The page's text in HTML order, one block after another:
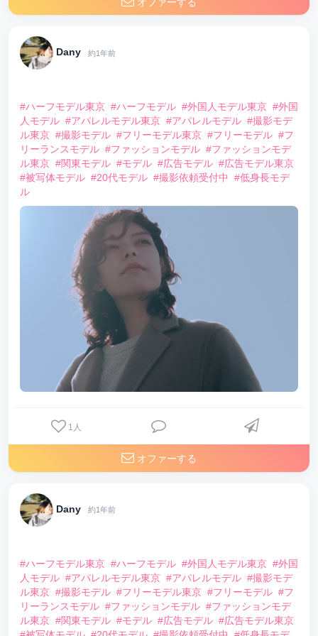
Dany 約1年前
#ハーフモデル東京 #ハーフモデル #外国人モデル東京 #外国
人モデル #アパレルモデル東京 #アパレルモデル #撮影モデ
ル東京 #撮影モデル #フリーモデル東京 #フリーモデル #フ
リーランスモデル #ファッションモデル #ファッションモデ
ル東京 #関東モデル #モデル #広告モデル #広告モデル東京
#被写体モデル #20代モデル #撮影依頼受付中
#低身長モデ
ル
1 人
オファーする
Dany 約1年前
#ハーフモデル東京 #ハーフモデル #外国人モデル東京 #外国
人モデル #アパレルモデル東京 #アパレルモデル #撮影モデ
ル東京 #撮影モデル #フリーモデル東京 #フリーモデル #フ
リーランスモデル #ファッションモデル #ファッションモデ
ル東京 #関東モデル #モデル #広告モデル #広告モデル東京